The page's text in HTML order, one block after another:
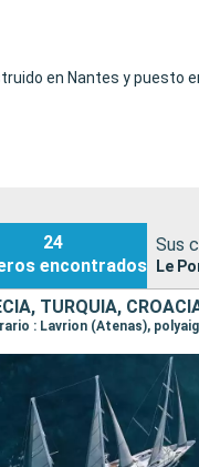
en Nantes y puesto
24
encontrados
Sus
Le
TURQUÍA,
: Lavrion (Atenas),